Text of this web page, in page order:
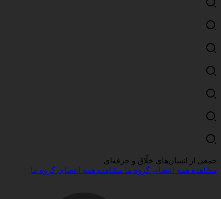
جمعی از انسان‌های خلّاق و حرفه‌ای
مشاهده همه اعضای گروه ما مشاهده همه اعضای گروه ما